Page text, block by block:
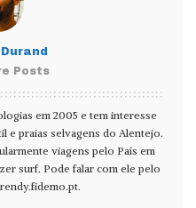
Posts
em 2005 e tem interesse
e praias selvagens do Alentejo.
viagens pelo País em
surf. Pode falar com ele pelo
.